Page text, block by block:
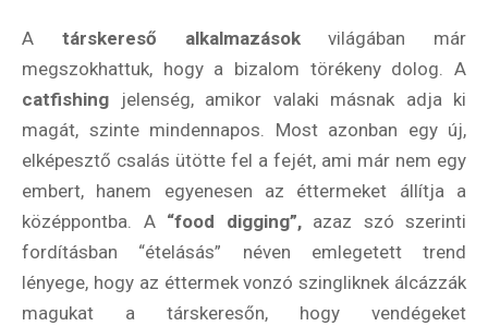
A társkereső alkalmazásokvilágában már
megszokhattuk, hogy a bizalom törékeny dolog. A
catfishing jelenség, amikor valaki másnak adja ki
magát, szinte mindennapos. Most azonban egy új,
elképesztő csalás ütötte fel a fejét, ami már nem egy
embert, hanem egyenesen az éttermeket állítja a
középpontba. A “food digging”,azaz szó szerinti
fordításban “ételásás” néven emlegetett trend
lényege, hogy az éttermek vonzó szingliknek álcázzák
magukat a társkeresőn, hogy vendégeket